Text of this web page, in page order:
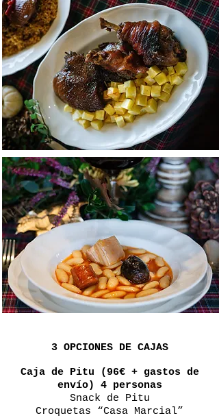
3 OPCIONES DE CAJAS
Caja de Pitu (96€ + gastos de
envío) 4 personas
Snack de Pitu
Croquetas “Casa Marcial”